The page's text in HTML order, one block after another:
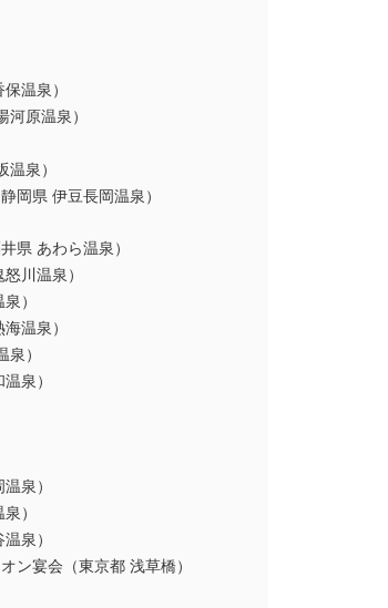
温泉）
原温泉）
泉）
岡県 伊豆長岡温泉）
県 あわら温泉）
川温泉）
）
温泉）
）
泉）
泉）
）
泉）
ン宴会（東京都 浅草橋）